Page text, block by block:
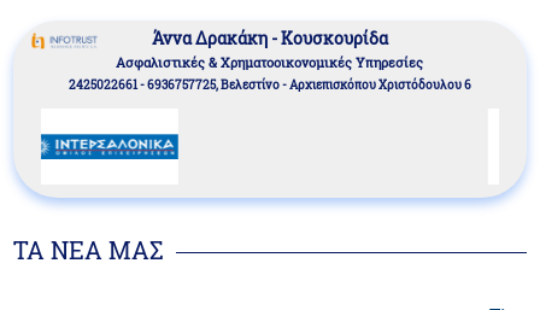
Άννα Δρακάκη - Κουσκουρίδα
Aσφαλιστικές & Χρηματοοικονομικές Υπηρεσίες
2425022661 - 6936757725, Βελεστίνο - Αρχιεπισκόπου Χριστόδουλου 6
ΤΑ ΝΕΑ ΜΑΣ